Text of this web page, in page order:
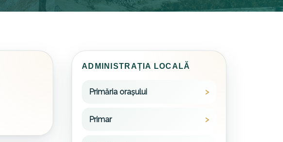
ADMINISTRAȚIA LOCALĂ
Primăria orașului
Primar